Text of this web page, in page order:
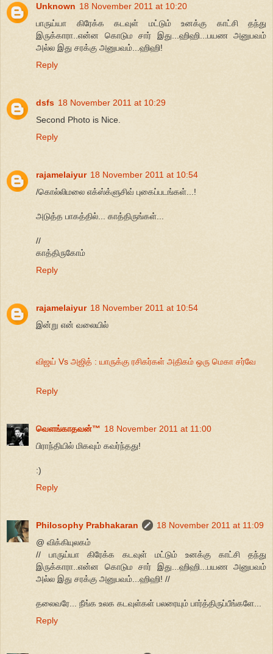
Unknown 18 November 2011 at 10:20
பாருய்யா கிரேக்க கடவுள் மட்டும் உனக்கு காட்சி தந்து
இருக்காரா..என்ன கொடும சார் இது...ஹிஹி...பயண அனுபவம்
அல்ல இது சரக்கு அனுபவம்...ஹிஹி!
Reply
dsfs 18 November 2011 at 10:29
Second Photo is Nice.
Reply
rajamelaiyur 18 November 2011 at 10:54
/கொல்லிமலை எக்ஸ்க்ளுசிவ் புகைப்படங்கள்...!
அடுத்த பாகத்தில்... காத்திருங்கள்...
//
காத்திருகோம்
Reply
rajamelaiyur 18 November 2011 at 10:54
இன்று என் வலையில்
விஜய் Vs அஜித் : யாருக்கு ரசிகர்கள் அதிகம் ஒரு மெகா சர்வே
Reply
வெளங்காதவன்™ 18 November 2011 at 11:00
பிராந்தியில் மிகவும் கவர்ந்தது!
:)
Reply
Philosophy Prabhakaran
18 November 2011 at 11:09
@ விக்கியுலகம்
// பாருய்யா கிரேக்க கடவுள் மட்டும் உனக்கு காட்சி தந்து
இருக்காரா..என்ன கொடும சார் இது...ஹிஹி...பயண அனுபவம்
அல்ல இது சரக்கு அனுபவம்...ஹிஹி! //
தலைவரே... நீங்க உலக கடவுள்கள் பலரையும் பார்த்திருப்பீங்களே...
Reply